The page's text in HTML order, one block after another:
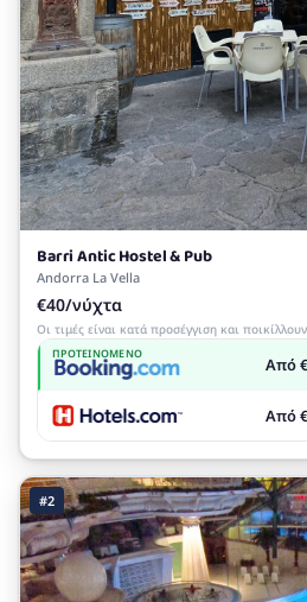
Barri Antic Hostel & Pub
Andorra La Vella
€40/νύχτα
Οι τιμές είναι κατά προσέγγιση και
ΠΡΟΤΕΙΝΌΜΕΝΟ Από
Από
#2